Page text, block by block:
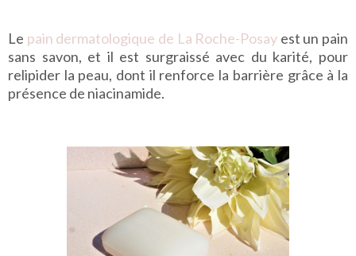
Le pain dermatologique de La Roche-Posay est un pain
sans savon, et il est surgraissé avec du karité, pour
relipider la peau, dont il renforce la barrière grâce à la
présence de niacinamide.